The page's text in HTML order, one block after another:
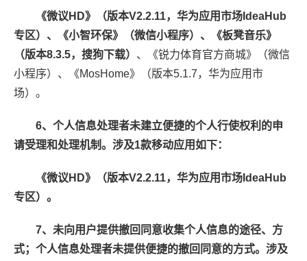
《微议HD》（版本V2.2.11，华为应用市场IdeaHub
专区）、《小智环保》（微信小程序）、《板凳音乐》
（版本8.3.5，搜狗下载） 、《锐力体育官方商城》（微信
小程序）、《MosHome》（版本5.1.7，华为应用市
场）。
6、个人信息处理者未建立便捷的个人行使权利的申
请受理和处理机制。涉及1款移动应用如下：
《微议HD》（版本V2.2.11，华为应用市场IdeaHub
专区）。
7、未向用户提供撤回同意收集个人信息的途径、方
式；个人信息处理者未提供便捷的撤回同意的方式。涉及